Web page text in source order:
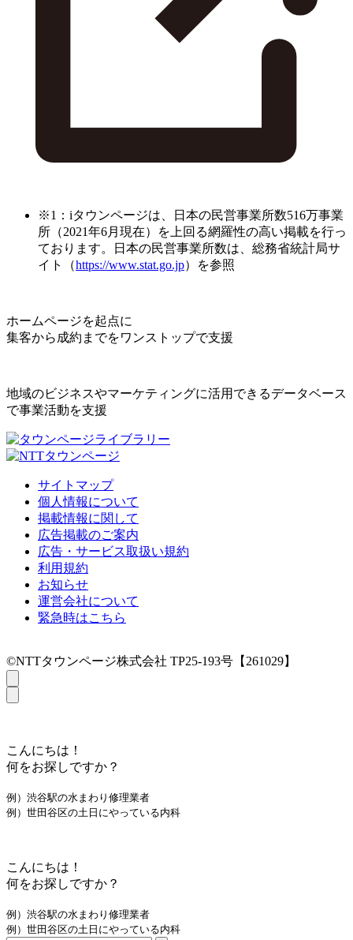
※1：iタウンページは、日本の民営事業所数516万事業
所（2021年6月現在）を上回る網羅性の高い掲載を行っ
ております。日本の民営事業所数は、総務省統計局サ
イト（https://www.stat.go.jp）を参照
ホームページを起点に
集客から成約までをワンストップで支援
地域のビジネスやマーケティングに活用できるデータベース
で事業活動を支援
サイトマップ
個人情報について
掲載情報に関して
広告掲載のご案内
広告・サービス取扱い規約
利用規約
お知らせ
運営会社について
緊急時はこちら
©NTTタウンページ株式会社 TP25-193号【261029】
こんにちは！
何をお探しですか？
例）渋谷駅の水まわり修理業者
例）世田谷区の土日にやっている内科
こんにちは！
何をお探しですか？
例）渋谷駅の水まわり修理業者
例）世田谷区の土日にやっている内科